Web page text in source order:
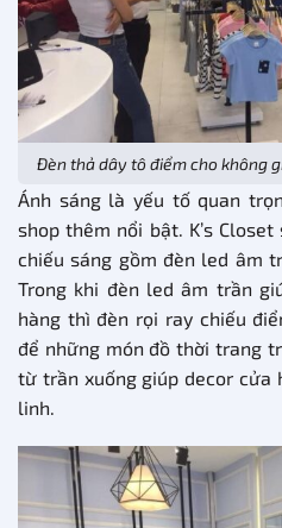
Đèn thả dây tô điểm cho không
Ánh sáng là yếu tố quan
shop thêm nổi bật. K’s
chiếu sáng gồm đèn led âm
Trong khi đèn led âm trần
hàng thì đèn rọi ray chiếu
để những món đồ thời trang
từ trần xuống giúp decor cửa
linh.